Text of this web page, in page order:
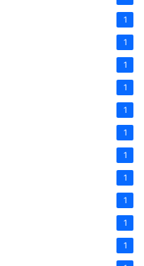
1
1
1
1
1
1
1
1
1
1
1